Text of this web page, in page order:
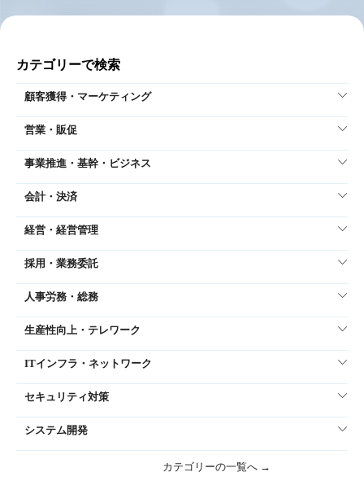
カテゴリーで検索
顧客獲得・マーケティング
営業・販促
事業推進・基幹・ビジネス
会計・決済
経営・経営管理
採用・業務委託
人事労務・総務
生産性向上・テレワーク
ITインフラ・ネットワーク
セキュリティ対策
システム開発
カテゴリーの一覧へ →